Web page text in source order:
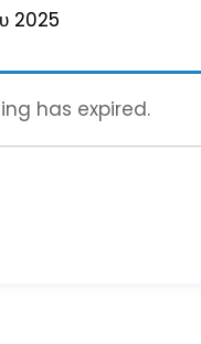
2025
has expired.